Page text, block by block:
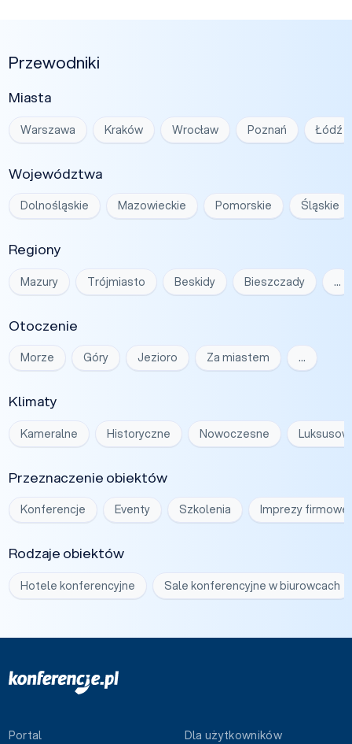
Przewodniki
Miasta
Warszawa Kraków Wrocław Poznań Łódź
Województwa
Dolnośląskie Mazowieckie Pomorskie Śląskie
Regiony
Mazury Trójmiasto Beskidy Bieszczady …
Otoczenie
Morze Góry Jezioro Za miastem …
Klimaty
Kameralne Historyczne Nowoczesne
Przeznaczenie obiektów
Konferencje Eventy Szkolenia Imprezy firmowe
Rodzaje obiektów
Hotele konferencyjne Sale konferencyjne w biurowcach
Portal Dla użytkowników